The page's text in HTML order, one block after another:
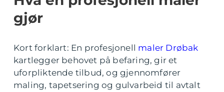
gjør
Kort forklart: En profesjonell maler Drøbak
kartlegger behovet på befaring, gir et
uforpliktende tilbud, og gjennomfører
maling, tapetsering og gulvarbeid til avtalt